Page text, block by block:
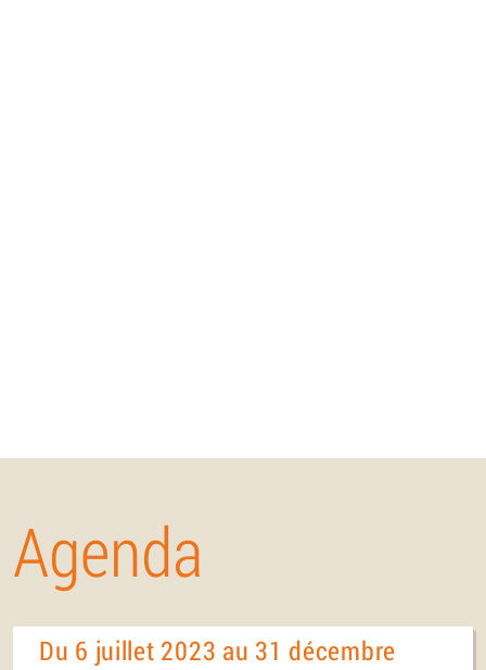
Agenda
Du 6 juillet 2023 au 31 décembre